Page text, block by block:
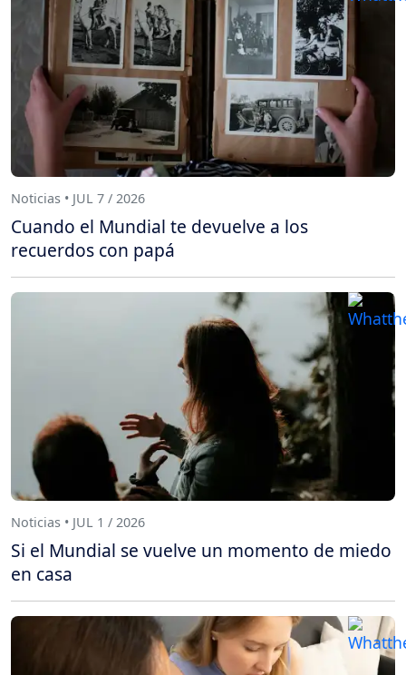
Noticias • JUL 7 / 2026
Cuando el Mundial te devuelve a los
recuerdos con papá
Noticias • JUL 1 / 2026
Si el Mundial se vuelve un momento de miedo
en casa